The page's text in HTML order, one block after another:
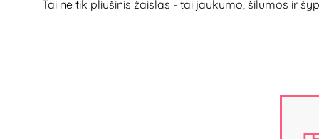
Tai ne tik pliušinis žaislas - tai jaukumo, šilumos ir